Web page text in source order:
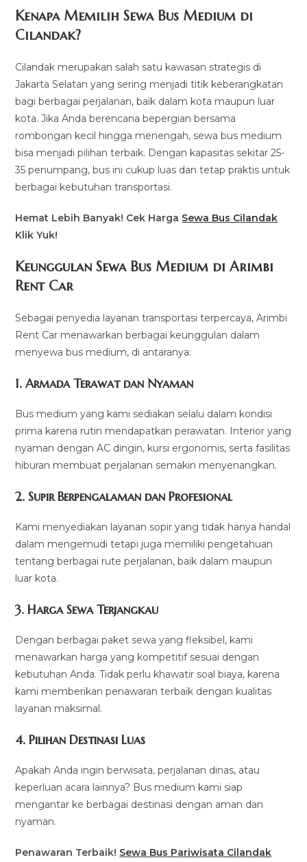
Kenapa Memilih Sewa Bus Medium di
Cilandak?
Cilandak merupakan salah satu kawasan strategis di
Jakarta Selatan yang sering menjadi titik keberangkatan
bagi berbagai perjalanan, baik dalam kota maupun luar
kota. Jika Anda berencana bepergian bersama
rombongan kecil hingga menengah, sewa bus medium
bisa menjadi pilihan terbaik. Dengan kapasitas sekitar 25-
35 penumpang, bus ini cukup luas dan tetap praktis untuk
berbagai kebutuhan transportasi.
Hemat Lebih Banyak! Cek Harga Sewa Bus Cilandak
Klik Yuk!
Keunggulan Sewa Bus Medium di Arimbi
Rent Car
Sebagai penyedia layanan transportasi terpercaya, Arimbi
Rent Car menawarkan berbagai keunggulan dalam
menyewa bus medium, di antaranya:
1. Armada Terawat dan Nyaman
Bus medium yang kami sediakan selalu dalam kondisi
prima karena rutin mendapatkan perawatan. Interior yang
nyaman dengan AC dingin, kursi ergonomis, serta fasilitas
hiburan membuat perjalanan semakin menyenangkan.
2. Supir Berpengalaman dan Profesional
Kami menyediakan layanan sopir yang tidak hanya handal
dalam mengemudi tetapi juga memiliki pengetahuan
tentang berbagai rute perjalanan, baik dalam maupun
luar kota.
3. Harga Sewa Terjangkau
Dengan berbagai paket sewa yang fleksibel, kami
menawarkan harga yang kompetitif sesuai dengan
kebutuhan Anda. Tidak perlu khawatir soal biaya, karena
kami memberikan penawaran terbaik dengan kualitas
layanan maksimal.
4. Pilihan Destinasi Luas
Apakah Anda ingin berwisata, perjalanan dinas, atau
keperluan acara lainnya? Bus medium kami siap
mengantar ke berbagai destinasi dengan aman dan
nyaman.
Penawaran Terbaik! Sewa Bus Pariwisata Cilandak